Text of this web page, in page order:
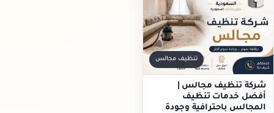
تنظيف مجالس
شركة تنظيف مجالس |
أفضل خدمات تنظيف
المجالس باحترافية وجودة